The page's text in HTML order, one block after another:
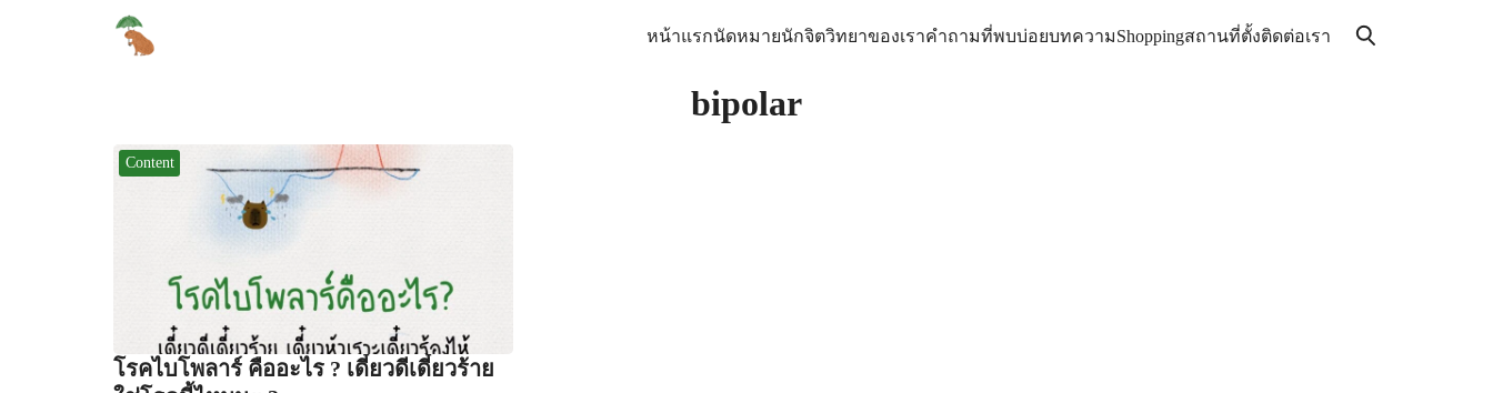
หน้าแรกนัดหมายนักจิตวิทยาของเราคำถามที่พบบ่อยบทความShoppingสถานที่ตั้งติดต่อเรา
bipolar
Content
โรคไบโพลาร์ คืออะไร ? เดี๋ยวดีเดี๋ยวร้าย